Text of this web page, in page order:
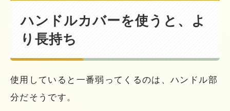
ハンドルカバーを使うと、よ
り長持ち
使用していると一番弱ってくるのは、ハンドル部
分だそうです。